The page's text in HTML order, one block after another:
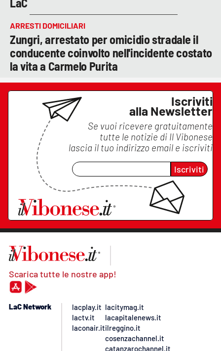
LaC
ARRESTI DOMICILIARI
Zungri, arrestato per omicidio stradale il
conducente coinvolto nell'incidente costato
la vita a Carmelo Purita
Iscriviti
alla Newsletter
Se vuoi ricevere gratuitamente
tutte le notizie di Il Vibonese
lascia il tuo indirizzo email e iscriviti
Iscriviti
Scarica tutte le nostre app!
LaC Network
lacplay.it
lactv.it
laconair.it
lacitymag.it
lacapitalenews.it
ilreggino.it
cosenzachannel.it
catanzarochannel.it